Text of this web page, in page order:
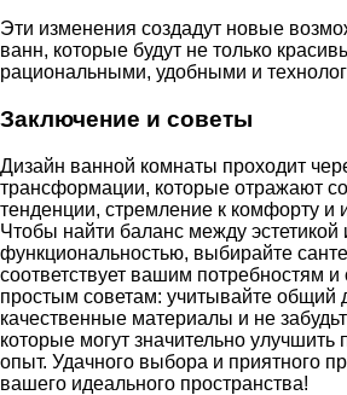
Эти изменения создадут новые
ванн, которые будут не только
рациональными, удобными и
Заключение и советы
Дизайн ванной комнаты проходит
трансформации, которые отражают
тенденции, стремление к комфорту и
Чтобы найти баланс между эстетикой
функциональностью, выбирайте
соответствует вашим потребностям
простым советам: учитывайте общий
качественные материалы и не
которые могут значительно улучшить
опыт. Удачного выбора и приятного
вашего идеального пространства!